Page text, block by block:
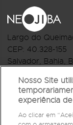
Largo do
CEP: 40.328-155
Salvador, Bahia,
R.Monte
CEP: 40.301-210
Salvador, Bahia,
Nosso Site
experiência
Ao clicar em